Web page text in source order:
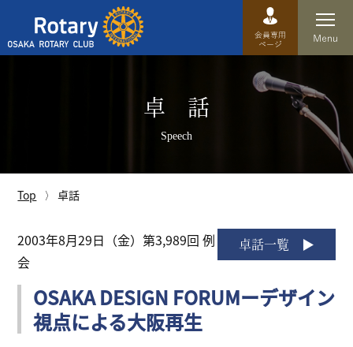
運営方針
歴史
特徴
理事・役員・委員会
卓 話
Speech
Top 卓話
卓話一覧
2003年8月29日（金）第3,989回 例
会
OSAKA DESIGN FORUMーデザイン
視点による大阪再生